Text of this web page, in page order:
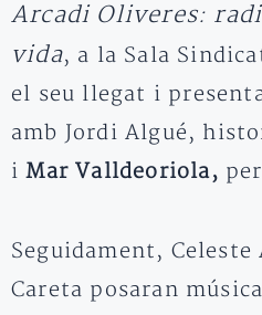
Arcadi Oliveres:
vida, a la Sala
el seu llegat i
amb Jordi Algué,
iMar Valldeoriola,
Seguidament,
Careta posaran